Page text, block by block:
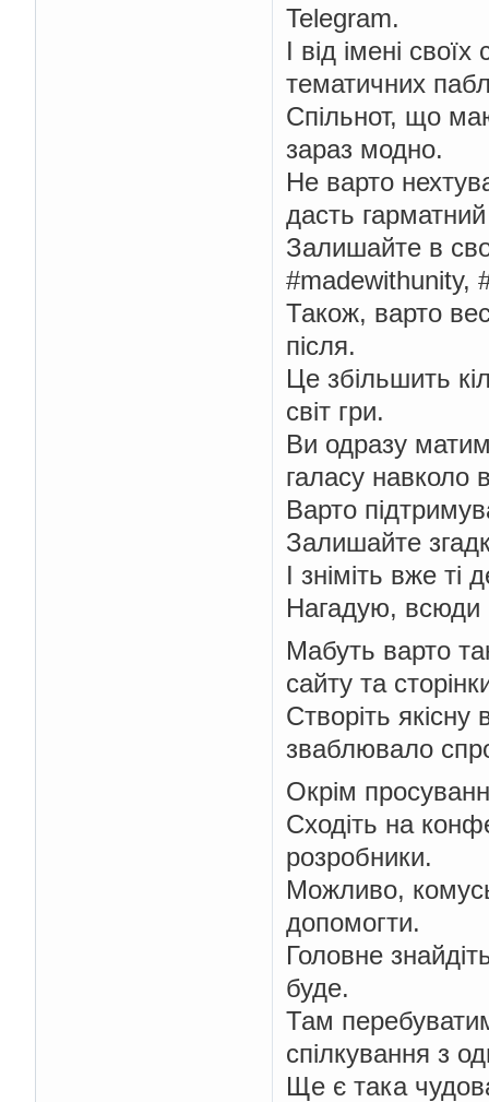
Telegram.
І від імені
тематичних
Спільнот, що
зараз модно.
Не варто
дасть
Залишайте в
#madewithunity,
Також, варто
після.
Це збільшить
світ гри.
Ви одразу
галасу навколо
Варто
Залишайте
І зніміть вже ті
Нагадую, всюди
Мабуть варто
сайту та
Створіть
зваблювало
Окрім
Сходіть на
розробники.
Можливо,
допомогти.
Головне
буде.
Там
спілкування з
Ще є така